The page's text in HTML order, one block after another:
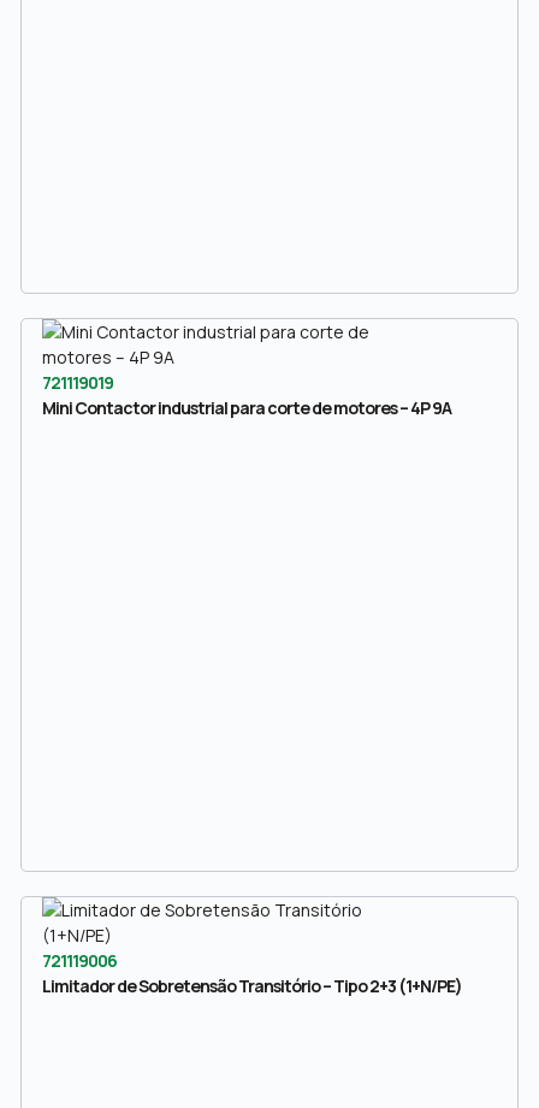
721119019
Mini Contactor industrial para corte de motores – 4P 9A
721119006
Limitador de Sobretensão Transitório – Tipo 2+3 (1+N/PE)